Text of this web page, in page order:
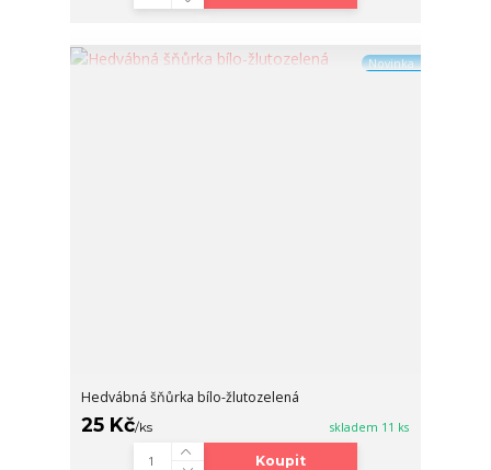
Novinka
Hedvábná šňůrka bílo-žlutozelená
25 Kč/ks skladem 11 ks
Koupit